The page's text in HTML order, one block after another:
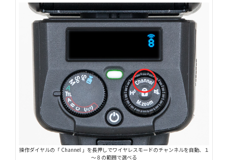
操作ダイヤルの「 Channel 」を長押しでワイヤレスモードのチャンネルを自動、１
～８の範囲で選べる